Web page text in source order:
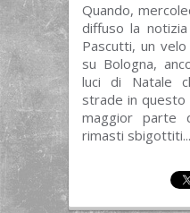
Quando,
diffuso la
Pascutti, un
su Bologna,
luci di Natale
strade in questo
maggior parte
rimasti sbigottiti...